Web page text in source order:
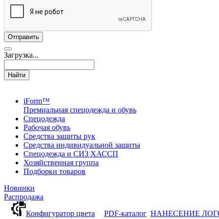
Загрузка...
Найти
iForm™
Премиальная спецодежда и обувь
Спецодежда
Рабочая обувь
Средства защиты рук
Средства индивидуальной защиты
Спецодежда и СИЗ ХАССП
Хозяйственная группа
Подборки товаров
Новинки
Распродажа
Конфигуратор цвета
PDF-каталог НАНЕСЕНИЕ